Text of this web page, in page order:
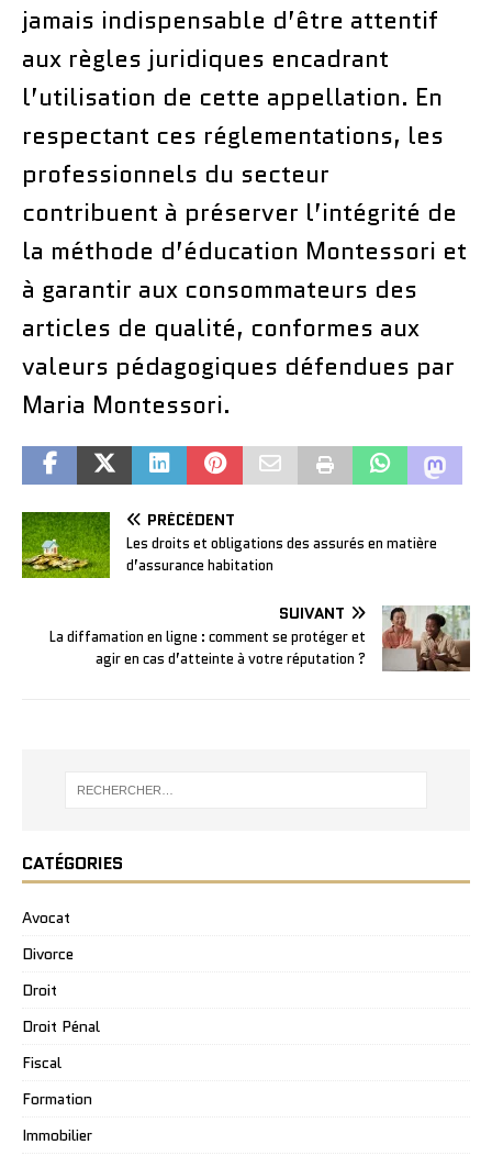
jamais indispensable d’être attentif
aux règles juridiques encadrant
l’utilisation de cette appellation. En
respectant ces réglementations, les
professionnels du secteur
contribuent à préserver l’intégrité de
la méthode d’éducation Montessori et
à garantir aux consommateurs des
articles de qualité, conformes aux
valeurs pédagogiques défendues par
Maria Montessori.
PRÉCÉDENT
Les droits et obligations des assurés en matière
d’assurance habitation
SUIVANT
La diffamation en ligne : comment se protéger et
agir en cas d’atteinte à votre réputation ?
CATÉGORIES
Avocat
Divorce
Droit
Droit Pénal
Fiscal
Formation
Immobilier